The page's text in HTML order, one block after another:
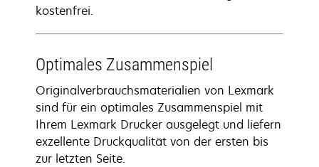
kostenfrei.
Optimales Zusammenspiel
Originalverbrauchsmaterialien von Lexmark
sind für ein optimales Zusammenspiel mit
Ihrem Lexmark Drucker ausgelegt und liefern
exzellente Druckqualität von der ersten bis
zur letzten Seite.